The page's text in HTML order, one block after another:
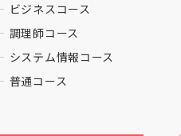
ビジネスコース
調理師コース
システム情報コース
普通コース